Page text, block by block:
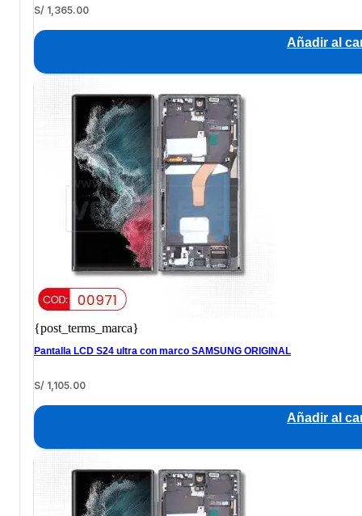
S/ 1,365.00
Añadir al
{post_terms_marca}
Pantalla LCD S24 ultra con marco SAMSUNG ORIGINAL
S/ 1,105.00
Añadir al